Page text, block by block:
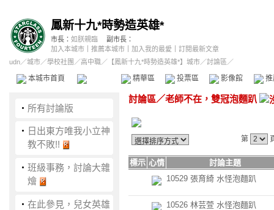
鳳新十九*時勢造英雄*
市長： 如朕親臨
副市長：
加入本城市
推薦本城市 加入我的最愛
訂閱最新文章
udn／城市／學校社團 ／高中職／ 【鳳新十九*時勢造英雄*】城市／討論區／
本城市首頁 精華區 投票區 影像館
‧ 所有討論版
‧ 日出東方唯我小立神
教不敗!!
‧ 班級事務，討論大雜
燴
‧ 在此參見，兒女英雄
討論區／老師不在，雙冠泡麵趴
第
標示 心情
討論主題
10529 張育綺 水怪泡麵趴
10526 林芸萱 水怪泡麵趴